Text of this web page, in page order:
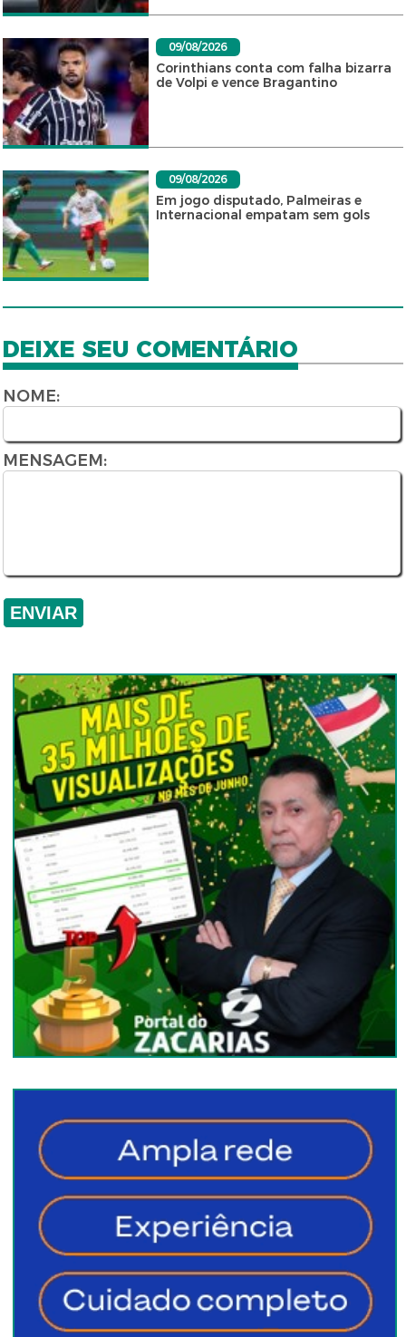
09/08/2026
Corinthians conta com falha bizarra
de Volpi e vence Bragantino
09/08/2026
Em jogo disputado, Palmeiras e
Internacional empatam sem gols
DEIXE SEU COMENTÁRIO
NOME:
MENSAGEM: